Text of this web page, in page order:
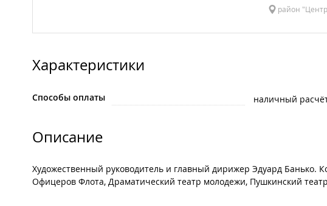
район
Характеристики
Способы оплаты наличный
Описание
Художественный руководитель и главный дирижер Эдуард
Офицеров Флота, Драматический театр молодежи, Пушкинский